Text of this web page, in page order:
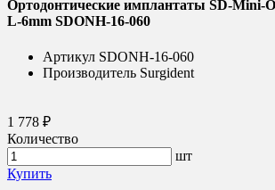
Ортодонтические имплантаты SD-Mini-
L-6mm SDONH-16-060
Артикул SDONH-16-060
Производитель Surgident
1 778 ₽
Количество
шт
Купить